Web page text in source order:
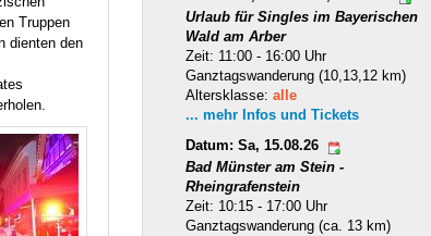
Truppen
dienten den
Urlaub für Singles im Bayerischen
Wald am Arber
Zeit: 11:00 - 16:00 Uhr
Ganztagswanderung (10,13,12 km)
Altersklasse:alle
... mehr Infos und Tickets
Datum: Sa, 15.08.26
Bad Münster am Stein -
Rheingrafenstein
Zeit: 10:15 - 17:00 Uhr
Ganztagswanderung (ca. 13 km)